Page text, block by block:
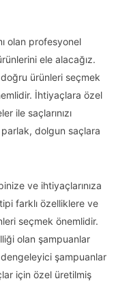
olan profesyonel
ele alacağız.
ürünleri seçmek
İhtiyaçlara özel
ile saçlarınızı
dolgun saçlara
ve ihtiyaçlarınıza
farklı özelliklere ve
seçmek önemlidir.
olan şampuanlar
şampuanlar
için özel üretilmiş